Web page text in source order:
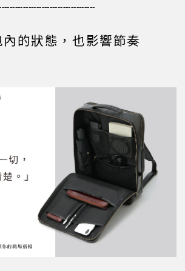
的狀態，也影響節奏